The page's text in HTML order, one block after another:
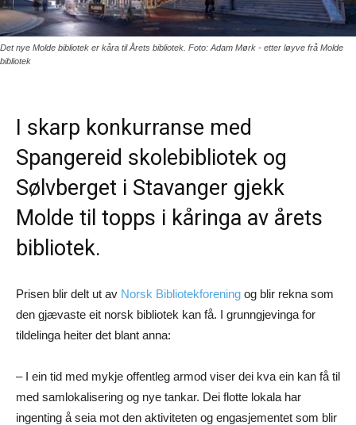
Det nye Molde bibliotek er kåra til Årets bibliotek. Foto: Adam Mørk - etter løyve frå Molde
bibliotek
I skarp konkurranse med
Spangereid skolebibliotek og
Sølvberget i Stavanger gjekk
Molde til topps i kåringa av årets
bibliotek.
Prisen blir delt ut av Norsk Bibliotekforening og blir rekna som
den gjævaste eit norsk bibliotek kan få. I grunngjevinga for
tildelinga heiter det blant anna:
– I ein tid med mykje offentleg armod viser dei kva ein kan få til
med samlokalisering og nye tankar. Dei flotte lokala har
ingenting å seia mot den aktiviteten og engasjementet som blir